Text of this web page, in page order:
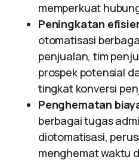
memperkuat
Peningkatan
otomatisasi
penjualan, tim
prospek potensial
tingkat konversi
Penghematan
berbagai tugas
diotomatisasi,
menghemat waktu